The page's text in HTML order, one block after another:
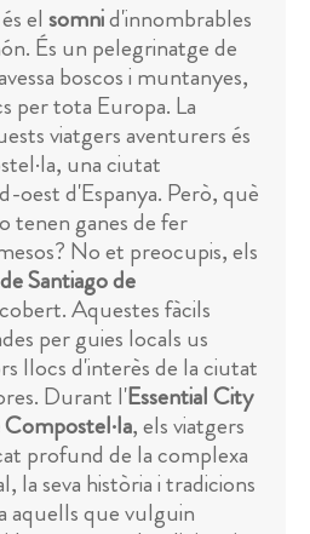
el somnid'innombrables
És un pelegrinatge de
boscos i muntanyes,
per tota Europa. La
viatgers aventurers és
una ciutat
oest d'Espanya. Però, què
tenen ganes de fer
No et preocupis, els
Santiago de
Aquestes fàcils
per guies locals us
llocs d'interès de la ciutat
Durant l'Essential City
, els viatgers
profund de la complexa
la seva història i tradicions
aquells que vulguin